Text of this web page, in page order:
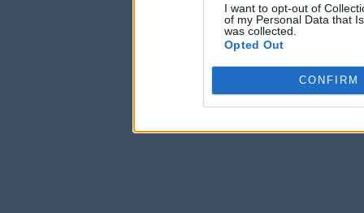
I want to opt-out of
of my Personal Data that
was collected.
Opted Out
CONFIRM